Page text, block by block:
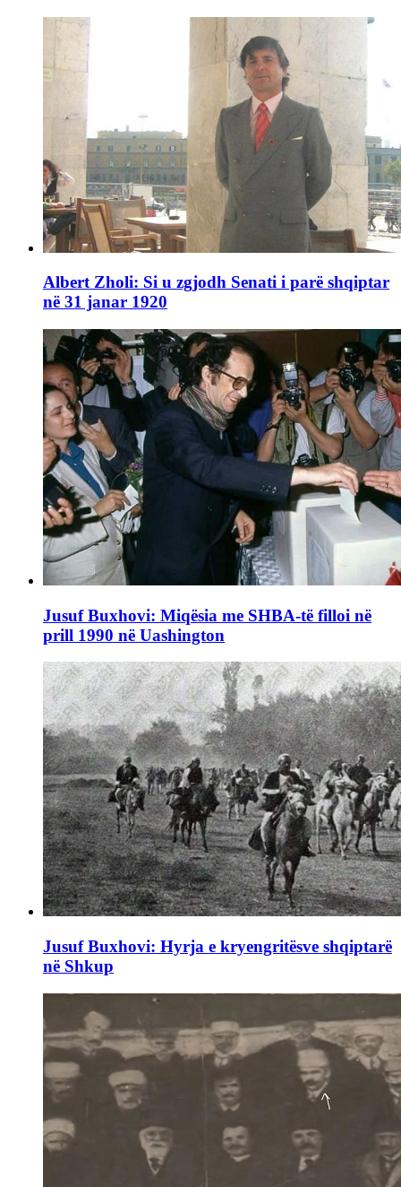
Albert Zholi: Si u zgjodh Senati i parë shqiptar
në 31 janar 1920
Jusuf Buxhovi: Miqësia me SHBA-të filloi në
prill 1990 në Uashington
Jusuf Buxhovi: Hyrja e kryengritësve shqiptarë
në Shkup